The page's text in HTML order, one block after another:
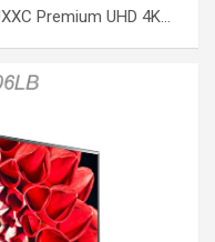
Premium UHD 4K…